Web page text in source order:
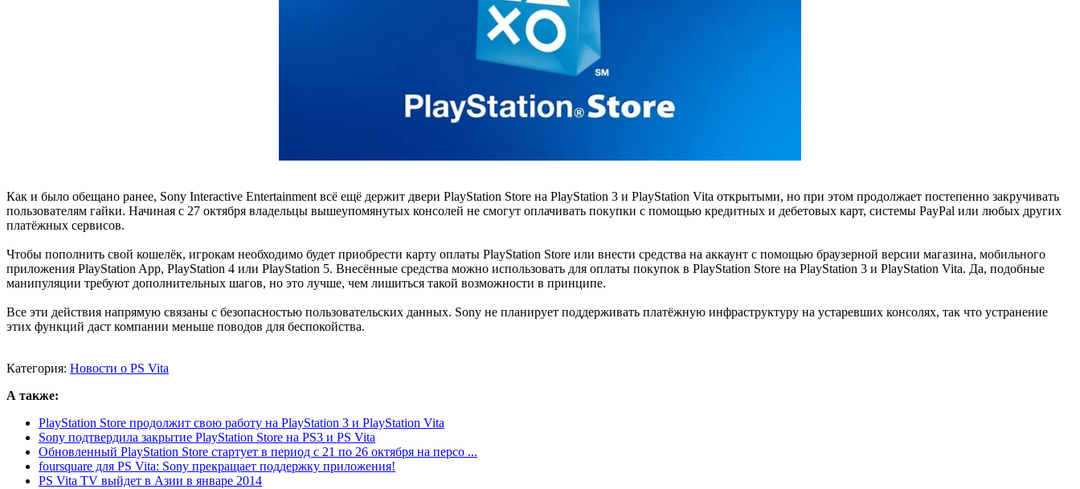
Как и было обещано ранее, Sony Interactive Entertainment всё ещё держит двери PlayStation Store на PlayStation 3 и PlayStation Vita открытыми, но при этом продолжает постепенно закручивать
пользователям гайки. Начиная с 27 октября владельцы вышеупомянутых консолей не смогут оплачивать покупки с помощью кредитных и дебетовых карт, системы PayPal или любых других
платёжных сервисов.
Чтобы пополнить свой кошелёк, игрокам необходимо будет приобрести карту оплаты PlayStation Store или внести средства на аккаунт с помощью браузерной версии магазина, мобильного
приложения PlayStation App, PlayStation 4 или PlayStation 5. Внесённые средства можно использовать для оплаты покупок в PlayStation Store на PlayStation 3 и PlayStation Vita. Да, подобные
манипуляции требуют дополнительных шагов, но это лучше, чем лишиться такой возможности в принципе.
Все эти действия напрямую связаны с безопасностью пользовательских данных. Sony не планирует поддерживать платёжную инфраструктуру на устаревших консолях, так что устранение
этих функций даст компании меньше поводов для беспокойства.
Категория: Новости о PS Vita
А также:
PlayStation Store продолжит свою работу на PlayStation 3 и PlayStation Vita
Sony подтвердила закрытие PlayStation Store на PS3 и PS Vita
Обновленный PlayStation Store стартует в период с 21 по 26 октября на персо ...
foursquare для PS Vita: Sony прекращает поддержку приложения!
PS Vita TV выйдет в Азии в январе 2014